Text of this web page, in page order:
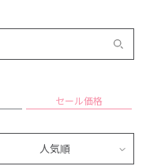
セール価格
人気順